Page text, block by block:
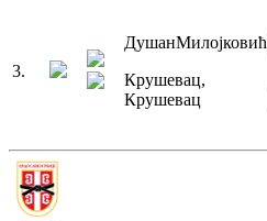
3.
ДушанМилојковић
Крушевац,
Крушевац